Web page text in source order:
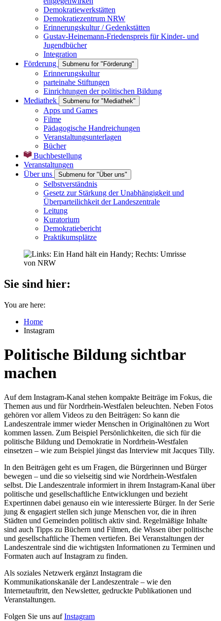
Demokratiewerkstätten
Demokratiezentrum NRW
Erinnerungskultur / Gedenkstätten
Gustav-Heinemann-Friedenspreis für Kinder- und
Jugendbücher
Integration
Förderung
Submenu for "Förderung"
Erinnerungskultur
parteinahe Stiftungen
Einrichtungen der politischen Bildung
Mediathek
Submenu for "Mediathek"
Apps und Games
Filme
Pädagogische Handreichungen
Veranstaltungsunterlagen
Bücher
Buchbestellung
Veranstaltungen
Über uns
Submenu for "Über uns"
Selbstverständnis
Gesetz zur Stärkung der Unabhängigkeit und
Überparteilichkeit der Landeszentrale
Leitung
Kuratorium
Demokratiebericht
Praktikumsplätze
Sie sind hier:
You are here:
Home
Instagram
Politische Bildung sichtbar
machen
Auf dem Instagram-Kanal stehen kompakte Beiträge im Fokus, die
Themen aus und für Nordrhein-Westfalen beleuchten. Neben Fotos
gehören vor allem Videos zu den Beiträgen: So kann die
Landeszentrale immer wieder Menschen in Originaltönen zu Wort
kommen lassen. Zum Beispiel Persönlichkeiten, die sich für die
politische Bildung und Demokratie in Nordrhein-Westfalen
einsetzen – wie zum Beispiel jüngst das Interview mit Jacques Tilly.
In den Beiträgen geht es um Fragen, die Bürgerinnen und Bürger
bewegen – und die so vielseitig sind wie Nordrhein-Westfalen
selbst. Die Landeszentrale informiert in ihrem Instagram-Kanal über
politische und gesellschaftliche Entwicklungen und bezieht
Expertinnen dabei genauso ein wie interessierte Bürger. In der Serie
jung & engagiert stellen sich junge Menschen vor, die in ihren
Städten und Gemeinden politisch aktiv sind. Regelmäßige Inhalte
sind auch Tipps zu Büchern und Filmen, die Wissen über politische
und gesellschaftliche Themen vertiefen. Bei Veranstaltungen der
Landeszentrale sind die wichtigsten Informationen zu Terminen und
Formaten auch auf Instagram zu finden.
Als soziales Netzwerk ergänzt Instagram die
Kommunikationskanäle der Landeszentrale – wie den
Internetauftritt, den Newsletter, gedruckte Publikationen und
Veranstaltungen.
Folgen Sie uns aufInstagram